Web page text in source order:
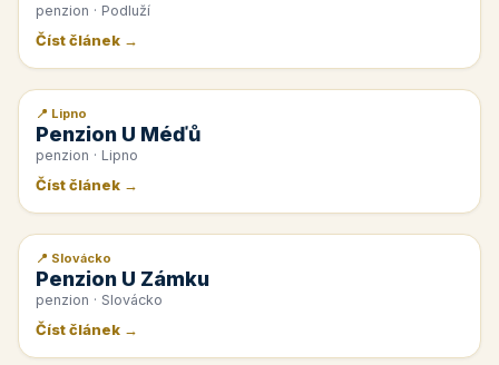
penzion · Podluží
Číst článek →
📰 PR článek
📍 Lipno
Penzion U Méďů
penzion · Lipno
Číst článek →
📰 PR článek
📍 Slovácko
Penzion U Zámku
penzion · Slovácko
Číst článek →